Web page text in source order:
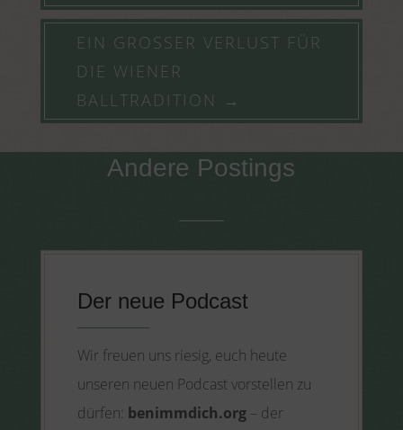
EIN GROSSER VERLUST FÜR D
IE WIENER B
ALLTRADITION
→
Andere Postings
Der neue Podcast
Wir freuen uns riesig, euch heute
unseren neuen Podcast vorstellen zu
dürfen: benimmdich.org– der